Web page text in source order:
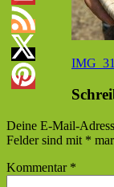
Deine E-Mail-
Felder sind mit *
Kommentar *